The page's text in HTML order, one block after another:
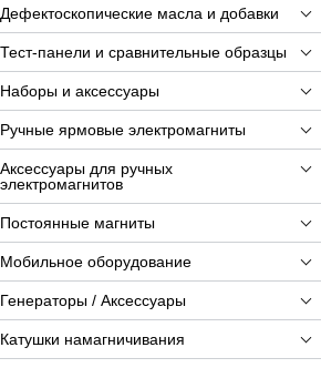
Дефектоскопические масла и добавки
Тест-панели и сравнительные образцы
Наборы и аксессуары
Ручные ярмовые электромагниты
Аксессуары для ручных
электромагнитов
Постоянные магниты
Мобильное оборудование
Генераторы / Аксессуары
Катушки намагничивания